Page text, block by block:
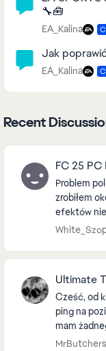
🔧🧰
EA_Kalina
Jak
EA_Kalina
Recent
FC 25 PC
Problem
zrobiłem
efektów nie ma
zdarzeń
Ultimate
Cześć, od kilku tygodni, w trybie Ultimate Team mam
ping na
mam